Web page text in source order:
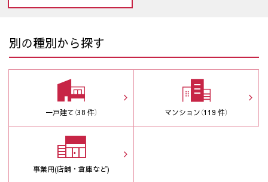
別の種別から探す
一戸建て（38 件） マンション（119 件）
事業用(店舗・倉庫など)